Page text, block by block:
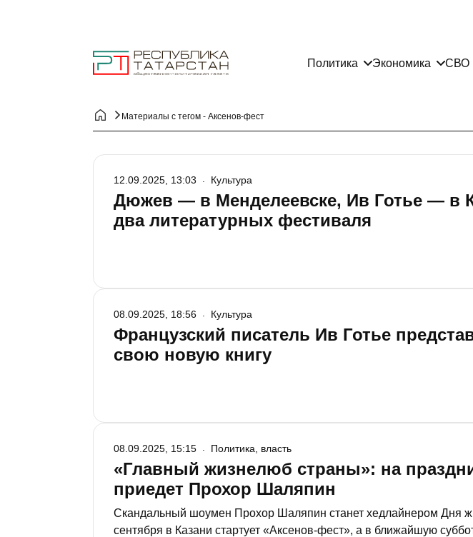
Политика Экономика СВО
Материалы с тегом - Аксенов-фест
Дюжев — в Менделеевске, Ив Готье — в
два литературных фестиваля
12.09.2025, 13:03 Культура
Французский писатель Ив Готье
свою новую книгу
08.09.2025, 18:56 Культура
«Главный жизнелюб страны»: на
приедет Прохор Шаляпин
Скандальный шоумен Прохор Шаляпин станет хедлайнером Дня
сентября в Казани стартует «Аксенов-фест», а в ближайшую
08.09.2025, 15:15 Политика, власть